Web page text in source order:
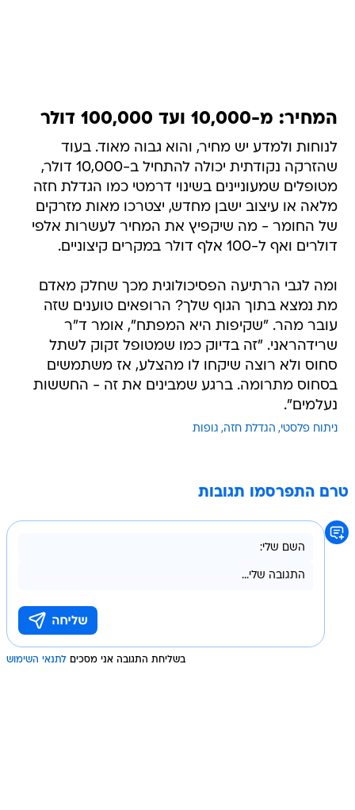
המחיר: מ-10,000 ועד 100,000 דולר
לנוחות ולמדע יש מחיר, והוא גבוה מאוד. בעוד
שהזרקה נקודתית יכולה להתחיל ב-10,000 דולר,
מטופלים שמעוניינים בשינוי דרמטי כמו הגדלת חזה
מלאה או עיצוב ישבן מחדש, יצטרכו מאות מזרקים
של החומר - מה שיקפיץ את המחיר לעשרות אלפי
דולרים ואף ל-100 אלף דולר במקרים קיצוניים.
ומה לגבי הרתיעה הפסיכולוגית מכך שחלק מאדם
מת נמצא בתוך הגוף שלך? הרופאים טוענים שזה
עובר מהר. "שקיפות היא המפתח", אומר ד"ר
שרידהראני. "זה בדיוק כמו שמטופל זקוק לשתל
סחוס ולא רוצה שיקחו לו מהצלע, אז משתמשים
בסחוס מתרומה. ברגע שמבינים את זה - החששות
נעלמים".
ניתוח פלסטי הגדלת חזה גופות
טרם התפרסמו תגובות
בשליחת התגובה אני מסכים לתנאי השימוש